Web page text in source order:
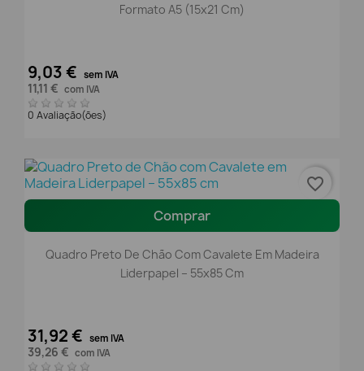
Formato A5 (15x21 Cm)
9,03 € sem IVA
11,11 € com IVA
0 Avaliação(ões)
Comprar
Quadro Preto De Chão Com Cavalete Em Madeira
Liderpapel – 55x85 Cm
31,92 € sem IVA
39,26 € com IVA
favorite_border